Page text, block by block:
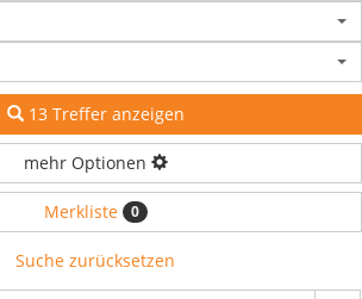
13 Treffer anzeigen
mehr Optionen
Merkliste 0
Suche zurücksetzen